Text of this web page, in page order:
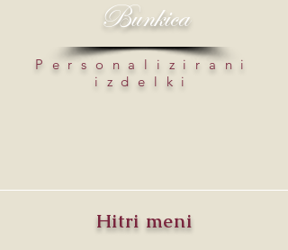
Bunkica
Personalizirani
izdelki
Hitri meni